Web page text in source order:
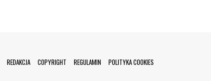
REDAKCJA COPYRIGHT REGULAMIN POLITYKA COOKIES